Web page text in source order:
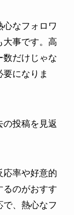
心なフォロワ
大事です。高
数だけじゃな
になりま
の投稿を見返
応率や好意的
るのがおすす
、熱心なフ